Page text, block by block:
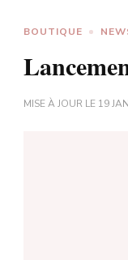
BOUTIQUE
MISE À JOUR LE 19